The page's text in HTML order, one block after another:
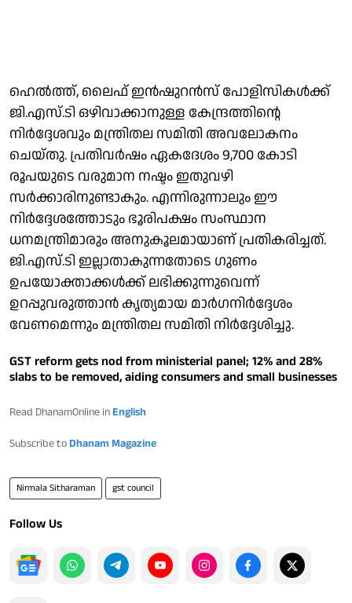
ഹെല്‍ത്ത്, ലൈഫ് ഇന്‍ഷുറന്‍സ് പോളിസികള്‍ക്ക്
ജി.എസ്.ടി ഒഴിവാക്കാനുള്ള കേന്ദ്രത്തിന്റെ
നിര്‍ദ്ദേശവും മന്ത്രിതല സമിതി അവലോകനം
ചെയ്തു. പ്രതിവര്‍ഷം ഏകദേശം 9,700 കോടി
രൂപയുടെ വരുമാന നഷ്ടം ഇതുവഴി
സര്‍ക്കാരിനുണ്ടാകും. എന്നിരുന്നാലും ഈ
നിര്‍ദ്ദേശത്തോടും ഭൂരിപക്ഷം സംസ്ഥാന
ധനമന്ത്രിമാരും അനുകൂലമായാണ് പ്രതികരിച്ചത്.
ജി.എസ്.ടി ഇല്ലാതാകുന്നതോടെ ഗുണം
ഉപയോക്താക്കള്‍ക്ക് ലഭിക്കുന്നുവെന്ന്
ഉറപ്പുവരുത്താന്‍ കൃത്യമായ മാര്‍ഗനിര്‍ദ്ദേശം
വേണമെന്നും മന്ത്രിതല സമിതി നിര്‍ദ്ദേശിച്ചു.
GST reform gets nod from ministerial panel; 12% and 28%
slabs to be removed, aiding consumers and small businesses
Read DhanamOnline in English
Subscribe to Dhanam Magazine
Nirmala Sitharaman gst council
Follow Us